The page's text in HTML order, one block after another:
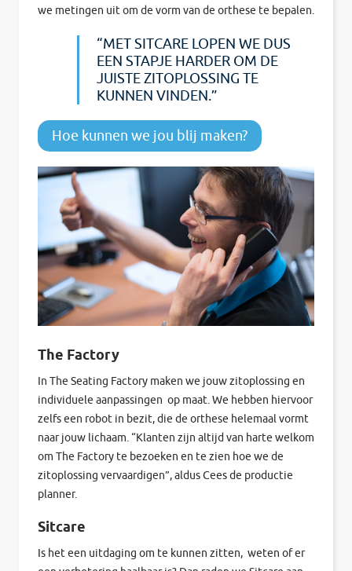
we metingen uit om de vorm van de orthese te bepalen.
“MET SITCARE LOPEN WE DUS
EEN STAPJE HARDER OM DE
JUISTE ZITOPLOSSING TE
KUNNEN VINDEN.”
Hoe kunnen we jou blij maken?
The Factory
In The Seating Factory maken we jouw zitoplossing en
individuele aanpassingen op maat. We hebben hiervoor
zelfs een robot in bezit, die de orthese helemaal vormt
naar jouw lichaam. “Klanten zijn altijd van harte welkom
om The Factory te bezoeken en te zien hoe we de
zitoplossing vervaardigen”, aldus Cees de productie
planner.
Sitcare
Is het een uitdaging om te kunnen zitten, weten of er